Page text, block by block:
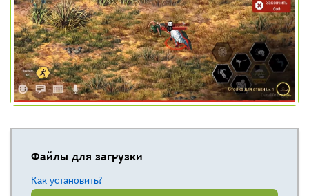
Файлы для загрузки
Как установить?